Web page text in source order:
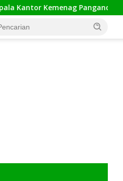
Kemenag Pangandaran